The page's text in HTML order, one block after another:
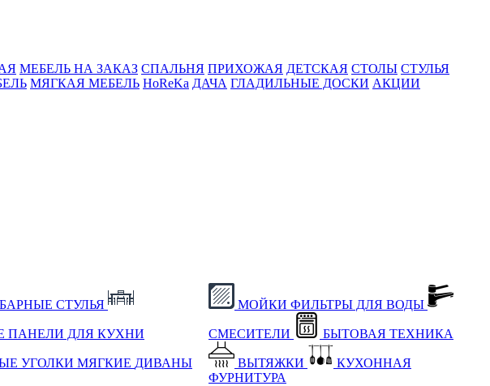
МЕБЕЛЬ НА ЗАКАЗ СПАЛЬНЯ ПРИХОЖАЯ ДЕТСКАЯ СТОЛЫ СТУЛЬЯ
МЯГКАЯ МЕБЕЛЬ HoReKa ДАЧА ГЛАДИЛЬНЫЕ ДОСКИ АКЦИИ
БАРНЫЕ СТУЛЬЯ
ПАНЕЛИ ДЛЯ КУХНИ
УГОЛКИ МЯГКИЕ ДИВАНЫ
МОЙКИ ФИЛЬТРЫ ДЛЯ ВОДЫ
СМЕСИТЕЛИ БЫТОВАЯ ТЕХНИКА
ВЫТЯЖКИ
КУХОННАЯ
ФУРНИТУРА